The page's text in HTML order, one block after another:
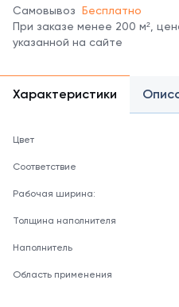
может
не
полностью
оттенку.
Самовывоз Бесплатно
При заказе менее 200 м²,
указанной на сайте
Характеристики
Цвет
Соответствие
Рабочая ширина:
Толщина наполнителя
Наполнитель
Область применения